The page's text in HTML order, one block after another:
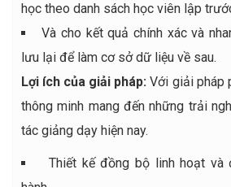
học theo danh sách học viên lập
Và cho kết quả chính xác và
lưu lại để làm cơ sở dữ liệu về sau.
Lợi ích của giải pháp:Với giải pháp
thông minh mang đến những trải
tác giảng dạy hiện nay.
Thiết kế đồng bộ linh hoạt và